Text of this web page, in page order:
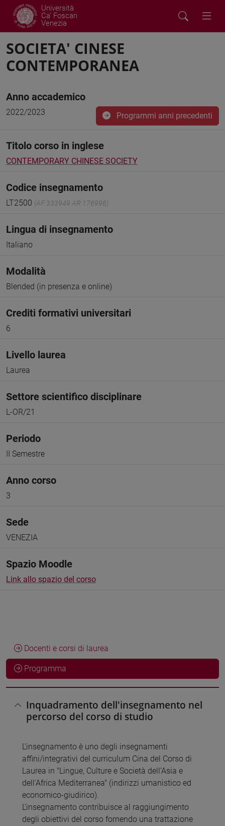
Università
Ca' Foscari
Venezia
SOCIETA' CINESE
CONTEMPORANEA
Anno accademico
2022/2023 Programmi anni precedenti
Titolo corso in inglese
CONTEMPORARY CHINESE SOCIETY
Codice insegnamento
LT2500 (AF:333949 AR:176996)
Lingua di insegnamento
Italiano
Modalità
Blended (in presenza e online)
Crediti formativi universitari
6
Livello laurea
Laurea
Settore scientifico disciplinare
L-OR/21
Periodo
II Semestre
Anno corso
3
Sede
VENEZIA
Spazio Moodle
Link allo spazio del corso
Docenti e corsi di laurea
Programma
Inquadramento dell'insegnamento nel
percorso del corso di studio
L'insegnamento è uno degli insegnamenti
affini/integrativi del curriculum Cina del Corso di
Laurea in "Lingue, Culture e Società dell'Asia e
dell'Africa Mediterranea" (indirizzi umanistico ed
economico-giudirico).
L'insegnamento contribuisce al raggiungimento
degli obiettivi del corso fornendo una trattazione